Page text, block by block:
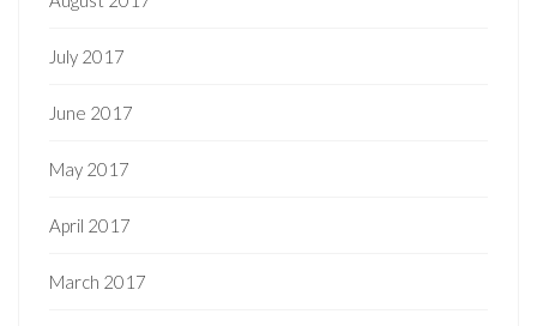
July 2017
June 2017
May 2017
April 2017
March 2017